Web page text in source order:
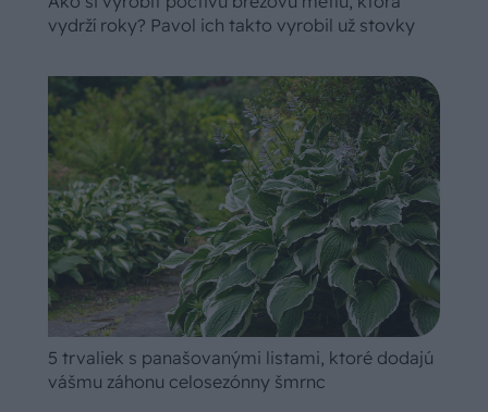
vydrží roky? Pavol ich takto vyrobil už stovky
5 trvaliek s panašovanými listami, ktoré dodajú
vášmu záhonu celosezónny šmrnc